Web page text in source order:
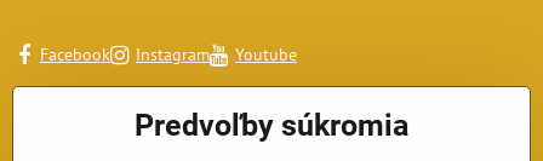
Facebook Instagram Youtube
Predvoľby súkromia